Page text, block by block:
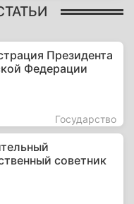
Президента
Федерации
Государство
советник